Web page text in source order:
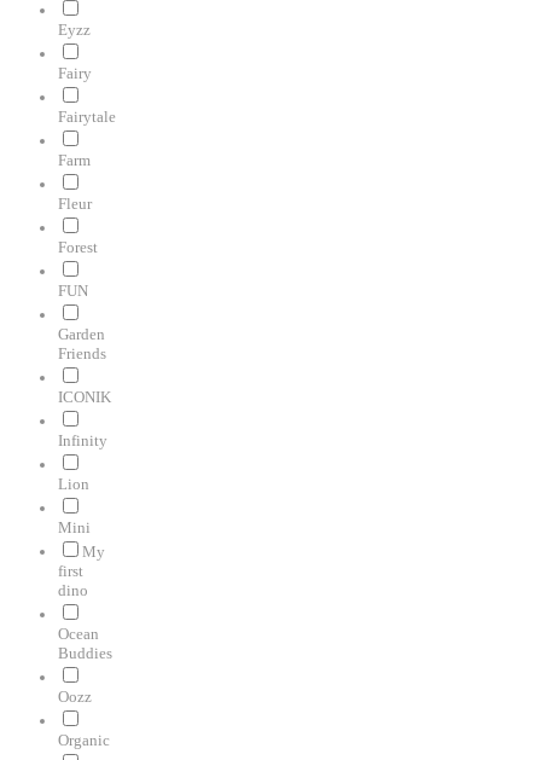
Eyzz
Fairy
Fairytale
Farm
Fleur
Forest
FUN
Garden
Friends
ICONIK
Infinity
Lion
Mini
My
first
dino
Ocean
Buddies
Oozz
Organic